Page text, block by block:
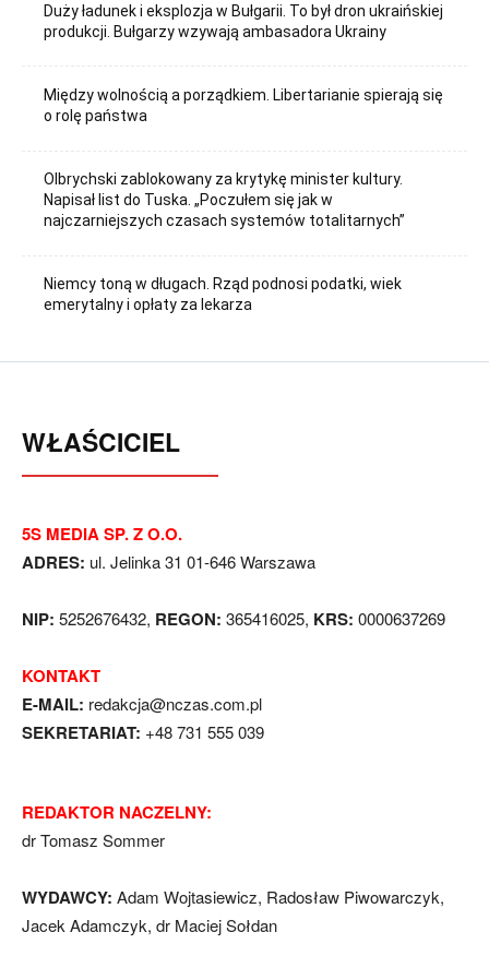
Duży ładunek i eksplozja w Bułgarii. To był dron ukraińskiej
produkcji. Bułgarzy wzywają ambasadora Ukrainy
Między wolnością a porządkiem. Libertarianie spierają się
o rolę państwa
Olbrychski zablokowany za krytykę minister kultury.
Napisał list do Tuska. „Poczułem się jak w
najczarniejszych czasach systemów totalitarnych”
Niemcy toną w długach. Rząd podnosi podatki, wiek
emerytalny i opłaty za lekarza
WŁAŚCICIEL
5S MEDIA SP. Z O.O.
ADRES: ul. Jelinka 31 01-646 Warszawa
NIP: 5252676432, REGON: 365416025, KRS: 0000637269
KONTAKT
E-MAIL: redakcja@nczas.com.pl
SEKRETARIAT: +48 731 555 039
REDAKTOR NACZELNY:
dr Tomasz Sommer
WYDAWCY: Adam Wojtasiewicz, Radosław Piwowarczyk,
Jacek Adamczyk, dr Maciej Sołdan